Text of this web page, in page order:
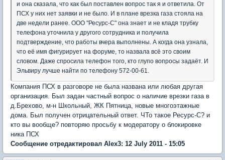
и она сказала, что как был поставлен вопрос так я и ответила. От
ПСХ у них нет заявки и не было. И в плане врезка газа стояла на
две недели ранее. ООО "Ресурс-С" она знает и не кладя трубку
телефона уточнила у другого сотрудника и получила
подтверждение, что работы вчера выполнены. А когда она узнала,
что её имя фигурирует на форуме, то назвала всё это своим
словом. Даже спросила телефон того, кто глупо вопросы задаёт. И
Эльвиру лучше найти по телефону 572-00-61.
Компания ПСХ в разговоре не была названа или любая другая
организация. Был задан частный вопрос о наличие врезки газа в
д.Брехово, м-н Школьный, ЖК Пятница, новые многоэтажные
дома. Был получен отрицательный ответ. ЧТо такое Ресурс-С? и
кто вы вообще? повторяю просьбу к модератору о блокировке
ника ПСХ
Сообщение отредактировал Alex3: 12 July 2011 - 15:05